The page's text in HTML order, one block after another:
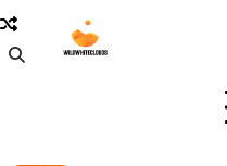
Skip
to
content